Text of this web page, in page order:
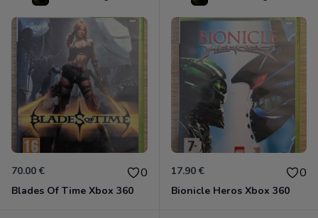
70.00 € 0
Blades Of Time Xbox 360
17.90 € 0
Bionicle Heros Xbox 360